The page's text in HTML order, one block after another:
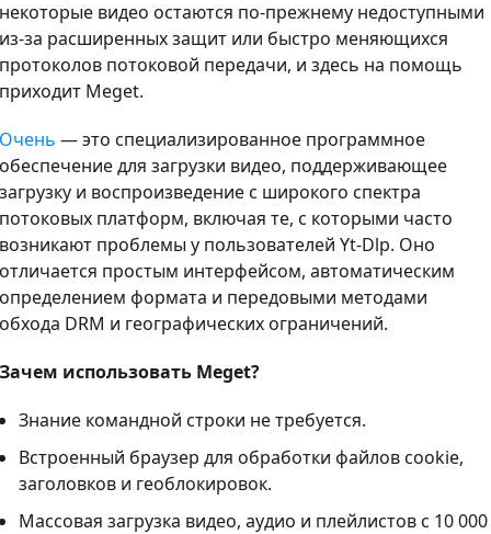
некоторые видео остаются по-прежнему недоступными
из-за расширенных защит или быстро меняющихся
протоколов потоковой передачи, и здесь на помощь
приходит Meget.
Очень — это специализированное программное
обеспечение для загрузки видео, поддерживающее
загрузку и воспроизведение с широкого спектра
потоковых платформ, включая те, с которыми часто
возникают проблемы у пользователей Yt-Dlp. Оно
отличается простым интерфейсом, автоматическим
определением формата и передовыми методами
обхода DRM и географических ограничений.
Зачем использовать Meget?
Знание командной строки не требуется.
Встроенный браузер для обработки файлов cookie,
заголовков и геоблокировок.
Массовая загрузка видео, аудио и плейлистов с 10 000